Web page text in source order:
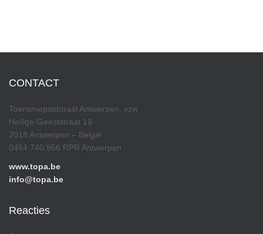
CONTACT
Toerismepastoraal Antwerpen, vzw
Heilige-Geeststraat 19
2018 Antwerpen – België
0464.740.856 RPR Antwerpen
www.topa.be
info@topa.be
Reacties